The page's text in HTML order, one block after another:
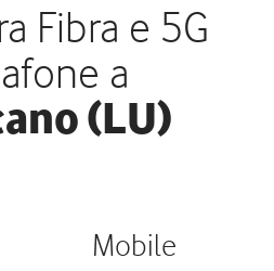
Fibra e 5G
a
(LU)
Mobile